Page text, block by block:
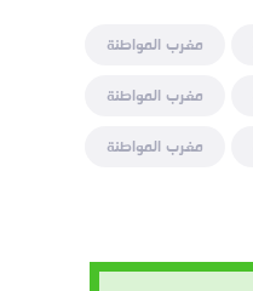
مغرب المواطنة
مغرب المواطنة
مغرب المواطنة